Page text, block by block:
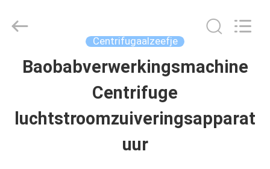
HUIS
PRODUCTEN
Reserved.
Centrifugaalzeefje
Baobabverwerkingsmachine
Centrifuge
luchtstroomzuiveringsapparat
uur